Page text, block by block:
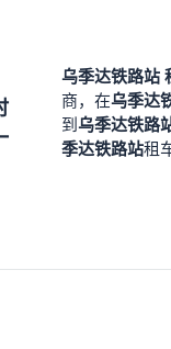
乌季达铁路站
商，在乌季达
到 乌季达铁路
季达铁路站租